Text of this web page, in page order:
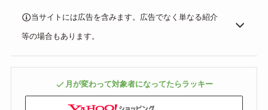
当サイトには広告を含みます。広告でなく単なる紹介
等の場合もあります。
月が変わって対象者になってたらラッキー